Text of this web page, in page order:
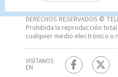
DERECHOS RESERVADOS ©
Prohibida la reproducción
cualquier medio electrónico o
VISÍTANOS
EN